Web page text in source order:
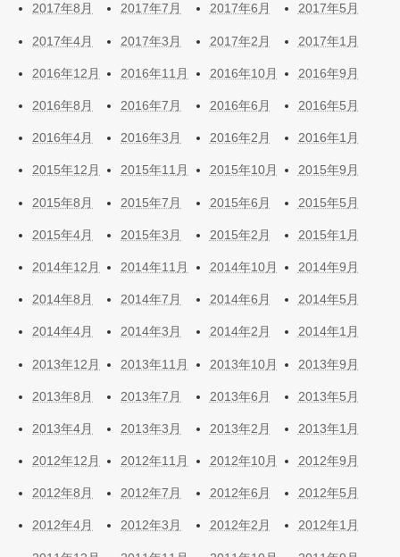
2017年8月 2017年7月 2017年6月 2017年5月
2017年4月 2017年3月 2017年2月 2017年1月
2016年12月 2016年11月 2016年10月 2016年9月
2016年8月 2016年7月 2016年6月 2016年5月
2016年4月 2016年3月 2016年2月 2016年1月
2015年12月 2015年11月 2015年10月 2015年9月
2015年8月 2015年7月 2015年6月 2015年5月
2015年4月 2015年3月 2015年2月 2015年1月
2014年12月 2014年11月 2014年10月 2014年9月
2014年8月 2014年7月 2014年6月 2014年5月
2014年4月 2014年3月 2014年2月 2014年1月
2013年12月 2013年11月 2013年10月 2013年9月
2013年8月 2013年7月 2013年6月 2013年5月
2013年4月 2013年3月 2013年2月 2013年1月
2012年12月 2012年11月 2012年10月 2012年9月
2012年8月 2012年7月 2012年6月 2012年5月
2012年4月 2012年3月 2012年2月 2012年1月